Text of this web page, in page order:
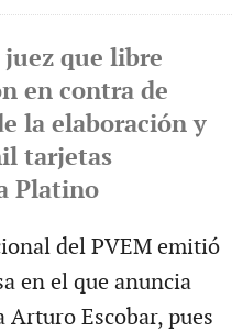
que libre
en contra de
la elaboración y
tarjetas
Platino
del PVEM emitió
en el que anuncia
Arturo Escobar, pues